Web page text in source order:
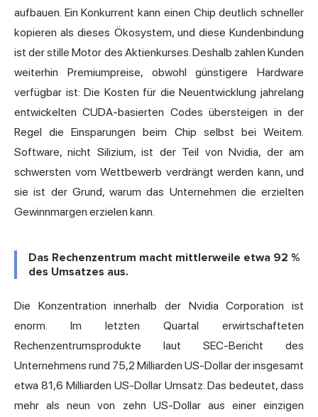
aufbauen. Ein Konkurrent kann einen Chip deutlich schneller
kopieren als dieses Ökosystem, und diese Kundenbindung
ist der stille Motor des Aktienkurses. Deshalb zahlen Kunden
weiterhin Premiumpreise, obwohl günstigere Hardware
verfügbar ist: Die Kosten für die Neuentwicklung jahrelang
entwickelten CUDA-basierten Codes übersteigen in der
Regel die Einsparungen beim Chip selbst bei Weitem.
Software, nicht Silizium, ist der Teil von Nvidia, der am
schwersten vom Wettbewerb verdrängt werden kann, und
sie ist der Grund, warum das Unternehmen die erzielten
Gewinnmargen erzielen kann.
Das Rechenzentrum macht mittlerweile etwa 92 %
des Umsatzes aus.
Die Konzentration innerhalb der Nvidia Corporation ist
enorm. Im letzten Quartal erwirtschafteten
Rechenzentrumsprodukte laut SEC-Bericht des
Unternehmens rund 75,2 Milliarden US-Dollar der insgesamt
etwa 81,6 Milliarden US-Dollar Umsatz. Das bedeutet, dass
mehr als neun von zehn US-Dollar aus einer einzigen